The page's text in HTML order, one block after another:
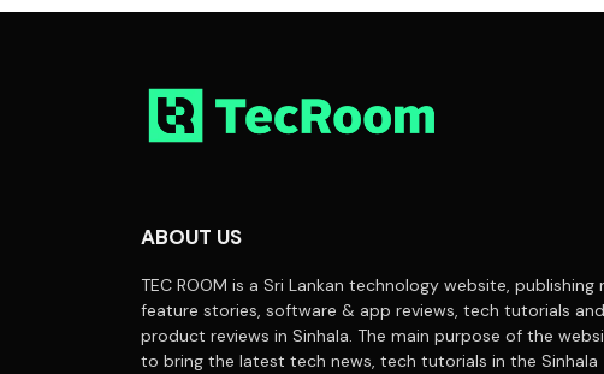
ABOUT US
TEC ROOM is a Sri Lankan technology website, publishing
feature stories, software & app reviews, tech tutorials and
product reviews in Sinhala. The main purpose of the
to bring the latest tech news, tech tutorials in the Sinhala